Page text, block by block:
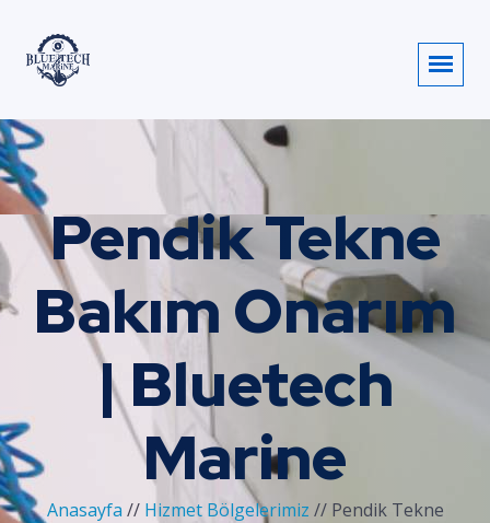
Pendik Tekne
Bakım Onarım
| Bluetech
Marine
Anasayfa // Hizmet Bölgelerimiz // Pendik Tekne